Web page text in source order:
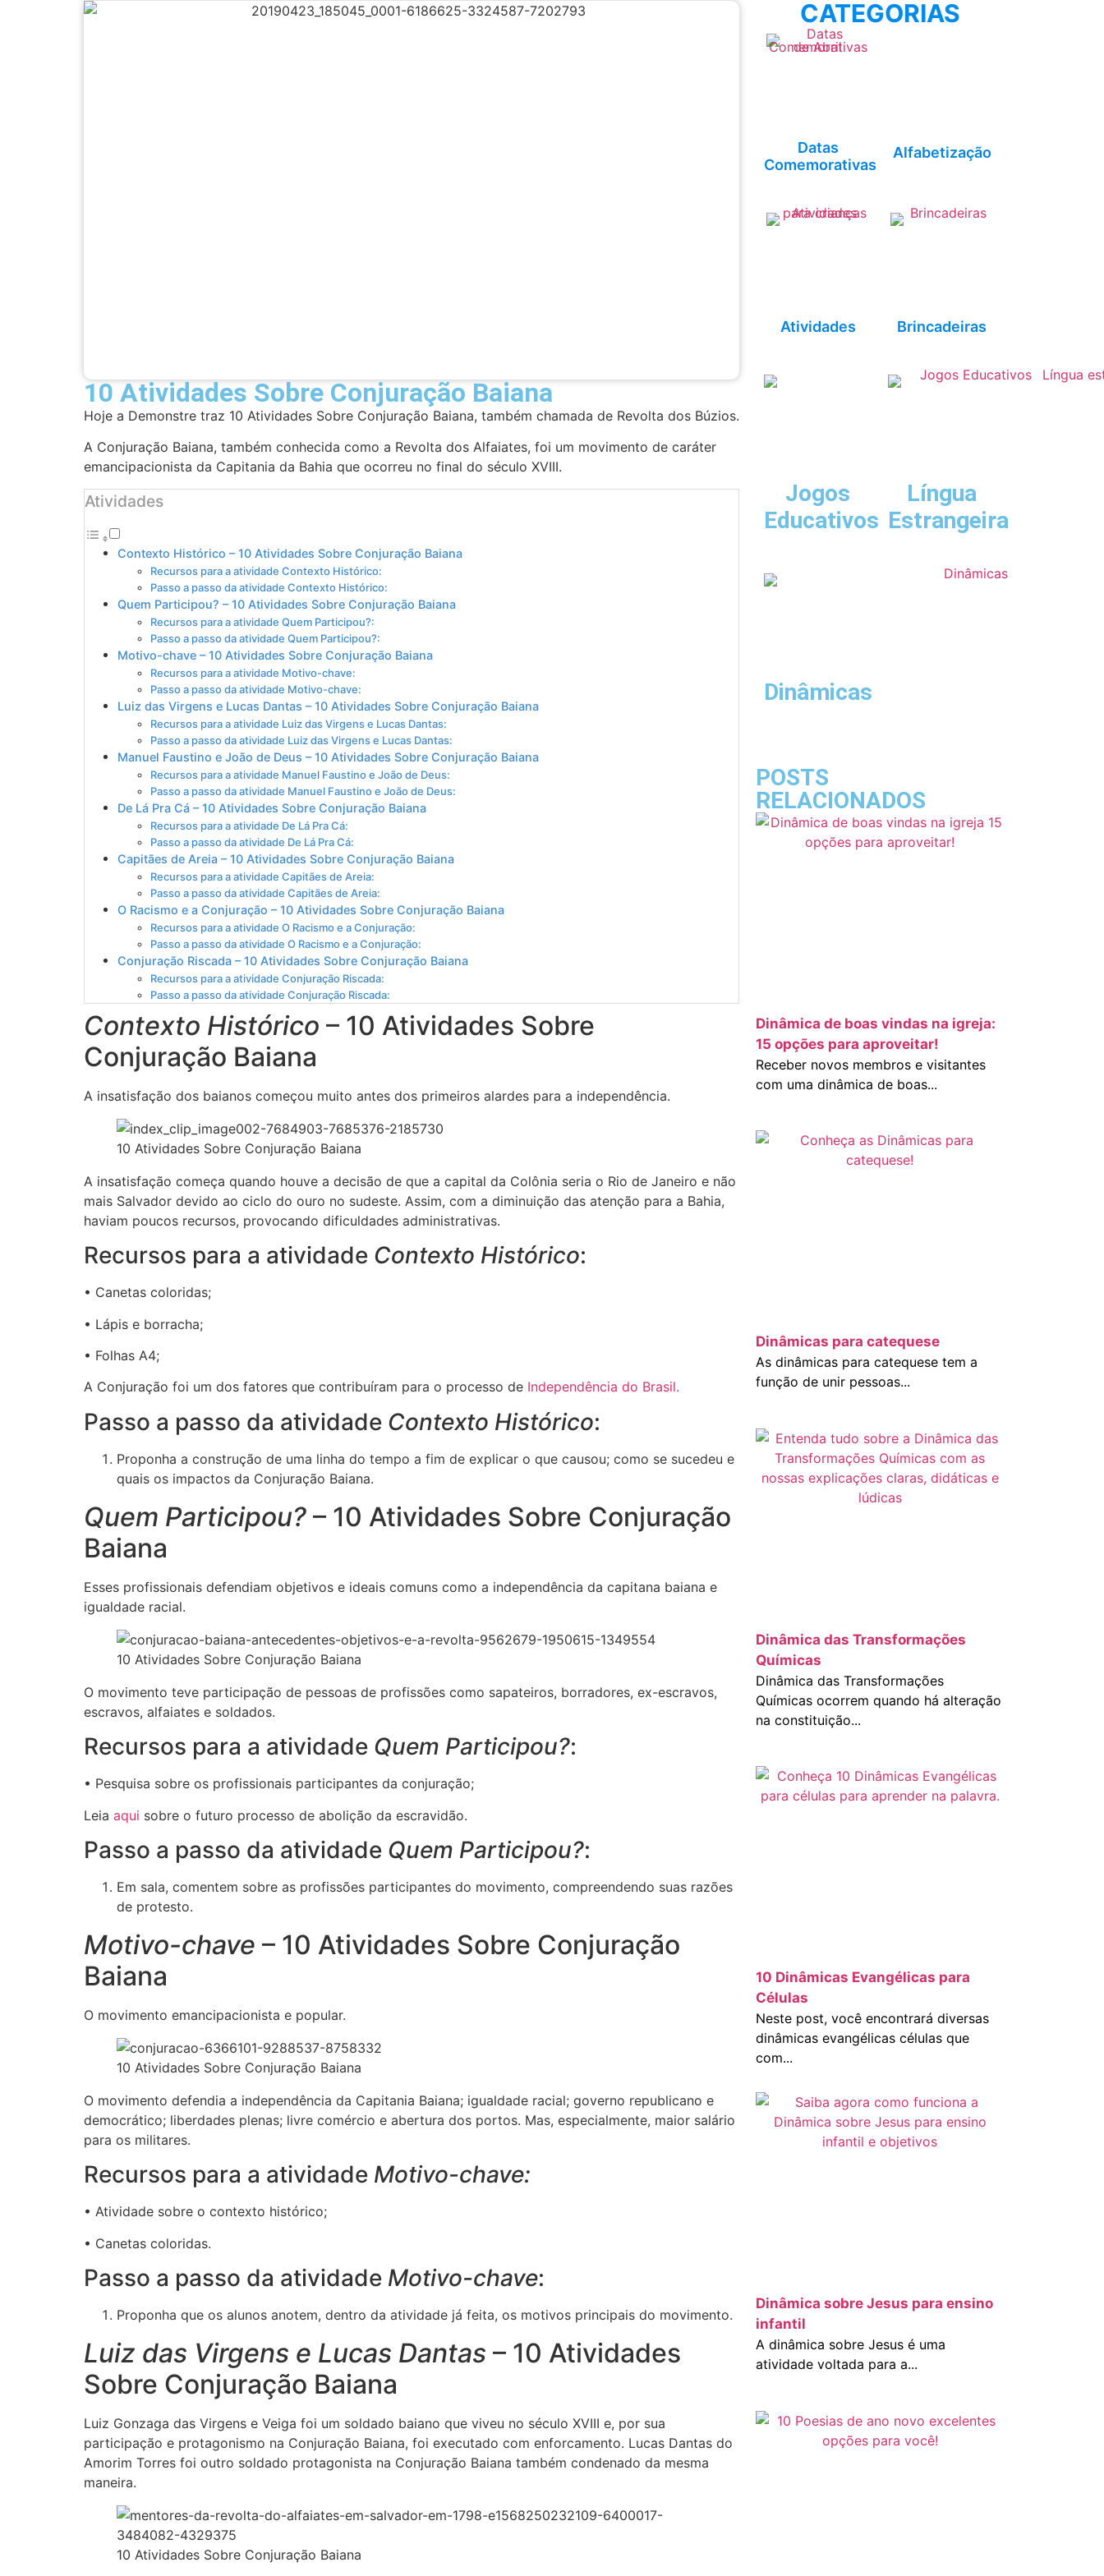
10 Atividades Sobre Conjuração Baiana
Hoje a Demonstre traz 10 Atividades Sobre Conjuração Baiana, também chamada de Revolta dos Búzios.
A Conjuração Baiana, também conhecida como a Revolta dos Alfaiates, foi um movimento de caráter
emancipacionista da Capitania da Bahia que ocorreu no final do século XVIII.
Atividades
Contexto Histórico – 10 Atividades Sobre Conjuração Baiana
Recursos para a atividade Contexto Histórico:
Passo a passo da atividade Contexto Histórico:
Quem Participou? – 10 Atividades Sobre Conjuração Baiana
Recursos para a atividade Quem Participou?:
Passo a passo da atividade Quem Participou?:
Motivo-chave – 10 Atividades Sobre Conjuração Baiana
Recursos para a atividade Motivo-chave:
Passo a passo da atividade Motivo-chave:
Luiz das Virgens e Lucas Dantas – 10 Atividades Sobre Conjuração Baiana
Recursos para a atividade Luiz das Virgens e Lucas Dantas:
Passo a passo da atividade Luiz das Virgens e Lucas Dantas:
Manuel Faustino e João de Deus – 10 Atividades Sobre Conjuração Baiana
Recursos para a atividade Manuel Faustino e João de Deus:
Passo a passo da atividade Manuel Faustino e João de Deus:
De Lá Pra Cá – 10 Atividades Sobre Conjuração Baiana
Recursos para a atividade De Lá Pra Cá:
Passo a passo da atividade De Lá Pra Cá:
Capitães de Areia – 10 Atividades Sobre Conjuração Baiana
Recursos para a atividade Capitães de Areia:
Passo a passo da atividade Capitães de Areia:
O Racismo e a Conjuração – 10 Atividades Sobre Conjuração Baiana
Recursos para a atividade O Racismo e a Conjuração:
Passo a passo da atividade O Racismo e a Conjuração:
Conjuração Riscada – 10 Atividades Sobre Conjuração Baiana
Recursos para a atividade Conjuração Riscada:
Passo a passo da atividade Conjuração Riscada:
Contexto Histórico – 10 Atividades Sobre
Conjuração Baiana
A insatisfação dos baianos começou muito antes dos primeiros alardes para a independência.
10 Atividades Sobre Conjuração Baiana
A insatisfação começa quando houve a decisão de que a capital da Colônia seria o Rio de Janeiro e não
mais Salvador devido ao ciclo do ouro no sudeste. Assim, com a diminuição das atenção para a Bahia,
haviam poucos recursos, provocando dificuldades administrativas.
Recursos para a atividade Contexto Histórico:
• Canetas coloridas;
• Lápis e borracha;
• Folhas A4;
A Conjuração foi um dos fatores que contribuíram para o processo de Independência do Brasil.
Passo a passo da atividade Contexto Histórico:
Proponha a construção de uma linha do tempo a fim de explicar o que causou; como se sucedeu e
quais os impactos da Conjuração Baiana.
Quem Participou? – 10 Atividades Sobre Conjuração
Baiana
Esses profissionais defendiam objetivos e ideais comuns como a independência da capitana baiana e
igualdade racial.
10 Atividades Sobre Conjuração Baiana
O movimento teve participação de pessoas de profissões como sapateiros, borradores, ex-escravos,
escravos, alfaiates e soldados.
Recursos para a atividade Quem Participou?:
• Pesquisa sobre os profissionais participantes da conjuração;
Leia aqui sobre o futuro processo de abolição da escravidão.
Passo a passo da atividade Quem Participou?:
Em sala, comentem sobre as profissões participantes do movimento, compreendendo suas razões
de protesto.
Motivo-chave – 10 Atividades Sobre Conjuração
Baiana
O movimento emancipacionista e popular.
10 Atividades Sobre Conjuração Baiana
O movimento defendia a independência da Capitania Baiana; igualdade racial; governo republicano e
democrático; liberdades plenas; livre comércio e abertura dos portos. Mas, especialmente, maior salário
para os militares.
Recursos para a atividade Motivo-chave:
• Atividade sobre o contexto histórico;
• Canetas coloridas.
Passo a passo da atividade Motivo-chave:
Proponha que os alunos anotem, dentro da atividade já feita, os motivos principais do movimento.
Luiz das Virgens e Lucas Dantas – 10 Atividades
Sobre Conjuração Baiana
Luiz Gonzaga das Virgens e Veiga foi um soldado baiano que viveu no século XVIII e, por sua
participação e protagonismo na Conjuração Baiana, foi executado com enforcamento. Lucas Dantas do
Amorim Torres foi outro soldado protagonista na Conjuração Baiana também condenado da mesma
maneira.
10 Atividades Sobre Conjuração Baiana
CATEGORIAS
Datas
Comemorativas
Alfabetização
Atividades Brincadeiras
Jogos
Educativos
Língua
Estrangeira
Dinâmicas
POSTS
RELACIONADOS
Dinâmica de boas vindas na igreja:
15 opções para aproveitar!
Receber novos membros e visitantes
com uma dinâmica de boas...
Dinâmicas para catequese
As dinâmicas para catequese tem a
função de unir pessoas...
Dinâmica das Transformações
Químicas
Dinâmica das Transformações
Químicas ocorrem quando há alteração
na constituição...
10 Dinâmicas Evangélicas para
Células
Neste post, você encontrará diversas
dinâmicas evangélicas células que
com...
Dinâmica sobre Jesus para ensino
infantil
A dinâmica sobre Jesus é uma
atividade voltada para a...